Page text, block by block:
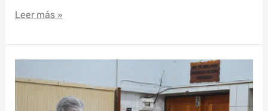
Leer más »
de
seguridad